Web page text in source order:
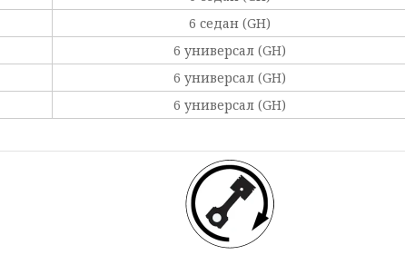
6 седан (GH)
6 универсал (GH)
6 универсал (GH)
6 универсал (GH)